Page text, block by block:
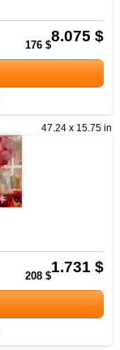
8.075 $
176 $
47.24 x 15.75 in
1.731 $
208 $